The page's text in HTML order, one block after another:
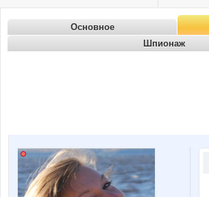
Основное
Шпионаж